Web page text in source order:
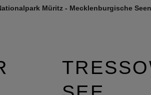
Müritz - Mecklenburgische